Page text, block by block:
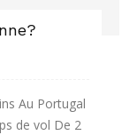
Au Portugal
de vol De 2